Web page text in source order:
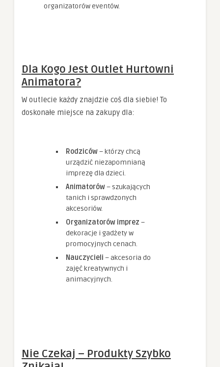
organizatorów eventów.
Dla Kogo Jest Outlet Hurtowni
Animatora?
W outlecie każdy znajdzie coś dla siebie! To
doskonałe miejsce na zakupy dla:
Rodziców– którzy chcą
urządzić niezapomnianą
imprezę dla dzieci.
Animatorów– szukających
tanich i sprawdzonych
akcesoriów.
Organizatorów imprez –
dekoracje i gadżety w
promocyjnych cenach.
Nauczycieli – akcesoria do
zajęć kreatywnych i
animacyjnych.
Nie Czekaj – Produkty Szybko